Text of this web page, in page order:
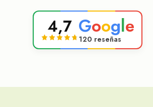
4,7 Google
120 reseñas